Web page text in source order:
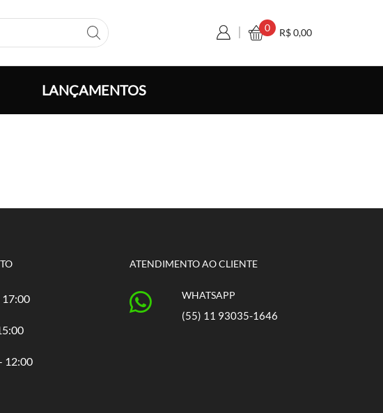
0 R$0,00
LANÇAMENTOS
17:00
12:00
ATENDIMENTO AO CLIENTE
WHATSAPP
(55) 11 93035-1646